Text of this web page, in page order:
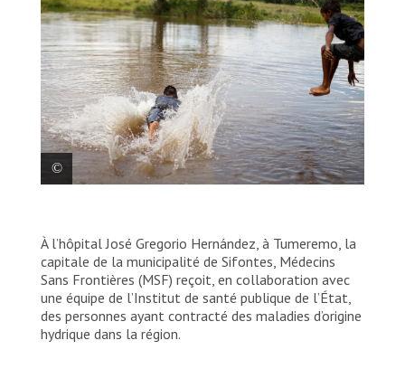
nombreuses zones rurales, les gens sont
obligés d’utiliser de l’eau stagnante. Ces
eaux non traitées sont dangereuses et
peuvent exposer la communauté à des
maladies d’origine hydrique.
© Jesus Vargas
À l’hôpital José Gregorio Hernández, à Tumeremo, la
capitale de la municipalité de Sifontes, Médecins
Sans Frontières (MSF) reçoit, en collaboration avec
une équipe de l’Institut de santé publique de l’État,
des personnes ayant contracté des maladies d’origine
hydrique dans la région.